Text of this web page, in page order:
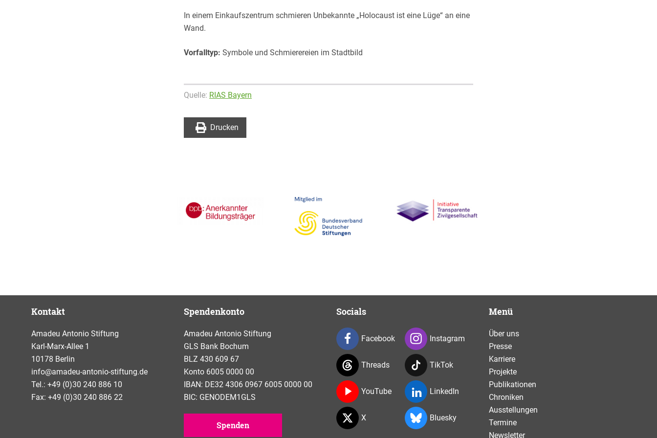
In einem Einkaufszentrum schmieren Unbekannte „Holocaust ist eine Lüge“ an eine
Wand.
Vorfalltyp: Symbole und Schmierereien im Stadtbild
Quelle: RIAS Bayern
Drucken
Kontakt
Amadeu Antonio Stiftung
Karl-Marx-Allee 1
10178 Berlin
info@amadeu-antonio-stiftung.de
Tel.: +49 (0)30 240 886 10
Fax: +49 (0)30 240 886 22
Spendenkonto
Amadeu Antonio Stiftung
GLS Bank Bochum
BLZ 430 609 67
Konto 6005 0000 00
IBAN: DE32 4306 0967 6005 0000 00
BIC: GENODEM1GLS
Spenden
Socials
Facebook Instagram
Threads TikTok
YouTube LinkedIn
X Bluesky
Menü
Über uns
Presse
Karriere
Projekte
Publikationen
Chroniken
Ausstellungen
Termine
Newsletter